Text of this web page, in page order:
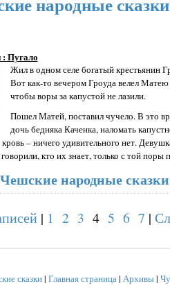
: Пугало
Жил в одном селе богатый крестьянин
Вот как-то вечером Гроуда велел Матею
чтобы воры за капустой не лазили.
Пошел Матей, поставил чучело. В это
дочь бедняка Каченка, наломать
– ничего удивительного нет.
кто их знает, только с той
Чешские народные
| 1 2 3 4 5 6 7 |
сказки| Главная страница | Архивы|